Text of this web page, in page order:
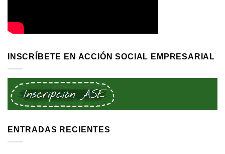
INSCRÍBETE EN ACCIÓN SOCIAL EMPRESARIAL
ENTRADAS RECIENTES